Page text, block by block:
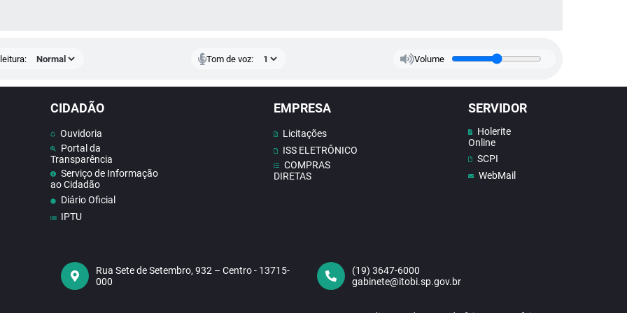
Tom de voz: Volume
CIDADÃO
Ouvidoria
Portal da
Transparência
Serviço de Informação
ao Cidadão
Diário Oficial
IPTU
Concursos
Contas publicas
EMPRESA
Licitações
ISS ELETRÔNICO
COMPRAS
DIRETAS
SERVIDOR
Holerite
Online
SCPI
WebMail
Rua Sete de Setembro, 932 – Centro - 13715-
000
(19) 3647-6000
gabinete@itobi.sp.gov.br